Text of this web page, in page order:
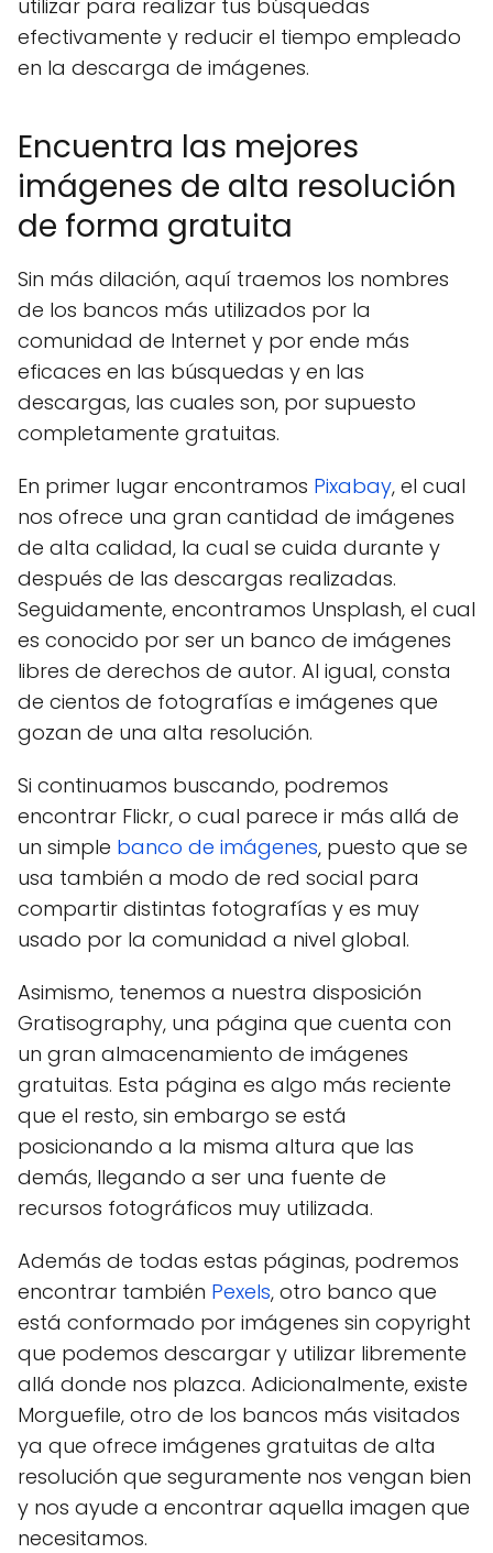
utilizar para realizar tus búsquedas
efectivamente y reducir el tiempo empleado
en la descarga de imágenes.
Encuentra las mejores
imágenes de alta resolución
de forma gratuita
Sin más dilación, aquí traemos los nombres
de los bancos más utilizados por la
comunidad de Internet y por ende más
eficaces en las búsquedas y en las
descargas, las cuales son, por supuesto
completamente gratuitas.
En primer lugar encontramos Pixabay, el cual
nos ofrece una gran cantidad de imágenes
de alta calidad, la cual se cuida durante y
después de las descargas realizadas.
Seguidamente, encontramos Unsplash, el cual
es conocido por ser un banco de imágenes
libres de derechos de autor. Al igual, consta
de cientos de fotografías e imágenes que
gozan de una alta resolución.
Si continuamos buscando, podremos
encontrar Flickr, o cual parece ir más allá de
un simple banco de imágenes, puesto que se
usa también a modo de red social para
compartir distintas fotografías y es muy
usado por la comunidad a nivel global.
Asimismo, tenemos a nuestra disposición
Gratisography, una página que cuenta con
un gran almacenamiento de imágenes
gratuitas. Esta página es algo más reciente
que el resto, sin embargo se está
posicionando a la misma altura que las
demás, llegando a ser una fuente de
recursos fotográficos muy utilizada.
Además de todas estas páginas, podremos
encontrar también Pexels, otro banco que
está conformado por imágenes sin copyright
que podemos descargar y utilizar libremente
allá donde nos plazca. Adicionalmente, existe
Morguefile, otro de los bancos más visitados
ya que ofrece imágenes gratuitas de alta
resolución que seguramente nos vengan bien
y nos ayude a encontrar aquella imagen que
necesitamos.